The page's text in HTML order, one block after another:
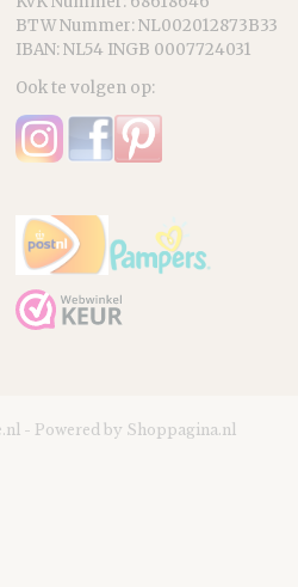
BTW Nummer: NL002012873B33
IBAN: NL54 INGB 0007724031
Ook te volgen op:
- Powered by Shoppagina.nl